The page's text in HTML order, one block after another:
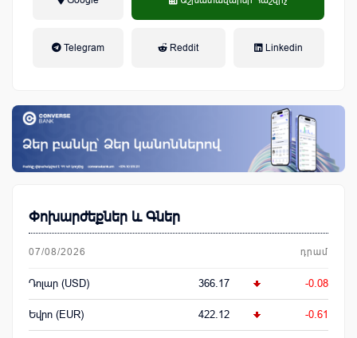
Telegram Reddit Linkedin
Փոխարժեքներ և Գներ
07/08/2026 դրամ
Դոլար (USD) 366.17 -0.08
Եվրո (EUR) 422.12 -0.61